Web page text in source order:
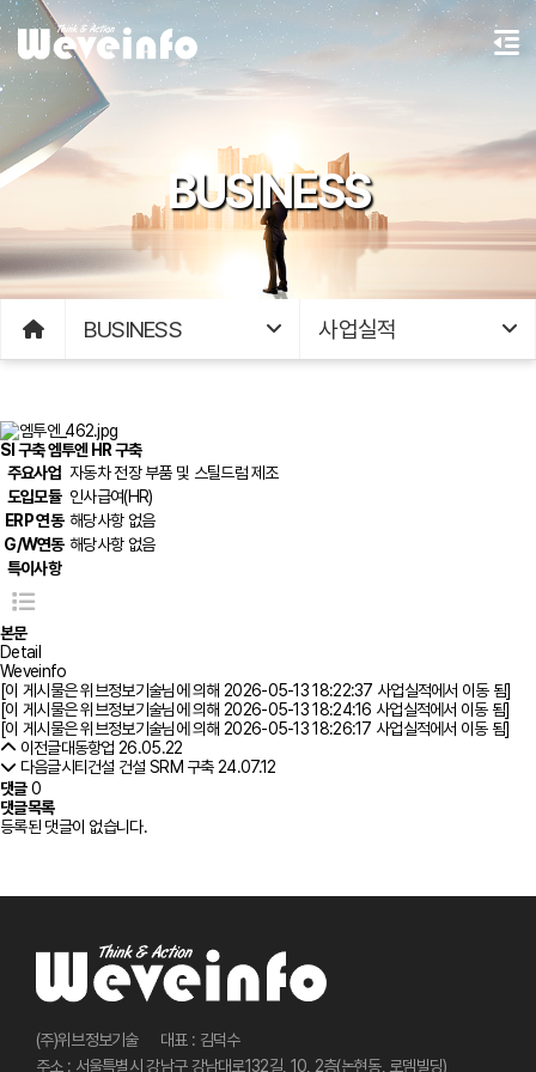
BUSINESS
BUSINESS 사업실적
SI 구축엠투엔 HR 구축
주요사업 자동차 전장 부품 및 스틸드럼 제조
도입모듈 인사급여(HR)
ERP 연동 해당사항 없음
G/W연동 해당사항 없음
특이사항
본문
Detail
Weveinfo
[이 게시물은 위브정보기술님에 의해 2026-05-13 18:22:37 사업실적에서 이동 됨]
[이 게시물은 위브정보기술님에 의해 2026-05-13 18:24:16 사업실적에서 이동 됨]
[이 게시물은 위브정보기술님에 의해 2026-05-13 18:26:17 사업실적에서 이동 됨]
이전글대동항업 26.05.22
다음글시티건설 건설 SRM 구축 24.07.12
댓글0
댓글목록
등록된 댓글이 없습니다.
사이트 정보
(주)위브정보기술
대표 : 김덕수
주소 : 서울특별시 강남구 강남대로132길, 10, 2층(논현동, 로뎀빌딩)